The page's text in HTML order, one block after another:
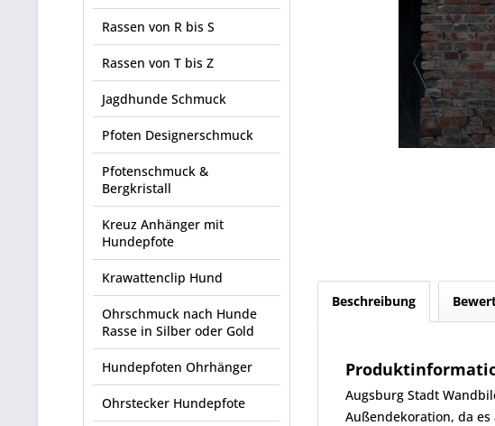
Rassen von R bis S
Rassen von T bis Z
Jagdhunde Schmuck
Pfoten Designerschmuck
Pfotenschmuck &
Bergkristall
Kreuz Anhänger mit
Hundepfote
Krawattenclip Hund
Ohrschmuck nach Hunde
Rasse in Silber oder Gold
Hundepfoten Ohrhänger
Ohrstecker Hundepfote
Beschreibung
Augsburg Stadt
Außendekoration, da